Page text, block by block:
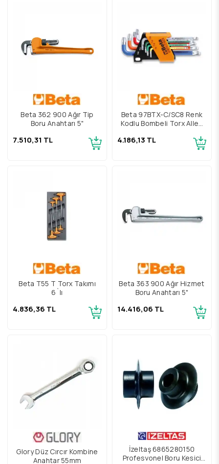
Beta 362 900 Ağır Tip
Boru Anahtarı 5"
7.510,31 TL
Beta 97BTX-C/SC8 Renk
Kodlu Bombeli Torx Allen
4.186,13 TL
Beta T55 T Torx Takımı
6`lı
4.836,36 TL
Beta 363 900 Ağır Hizmet
Boru Anahtarı 5"
14.416,06 TL
Glory Düz Cırcır Kombine
Anahtar 55mm
İzeltaş 6865280150
Profesyonel Boru Kesici